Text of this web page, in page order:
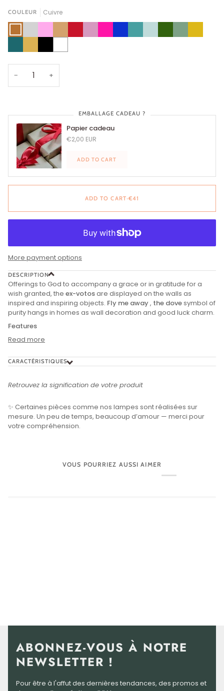
COULEUR Cuivre
CuivreArgentRoseBeigeRougeRoseROSEBleuBleuBleuVertVertJaune
BleuOr Noir Blanc
− +
EMBALLAGE CADEAU ?
Papier cadeau
€2,00 EUR
ADD TO CART
ADD TO CART•€41
More payment options
DESCRIPTION
Offerings to God to accompany a grace or in gratitude for a
wish granted, the ex-votosare displayed on the walls as
inspired and inspiring objects. Fly me away, the dovesymbol of
purity hangs in homes as wall decoration and good luck charm.
Features
Read more
CARACTÉRISTIQUES
Retrouvez la signification de votre produit
✨ Certaines pièces comme nos lampes sont réalisées sur
mesure. Un peu de temps, beaucoup d’amour — merci pour
votre compréhension.
VOUS POURRIEZ AUSSI AIMER
ABONNEZ-VOUS À NOTRE
NEWSLETTER !
Pour être à l'affut des dernières tendances, des promos et